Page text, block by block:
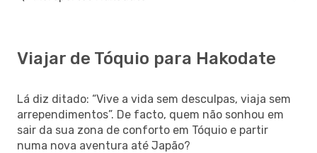
Viajar de Tóquio para Hakodate
Lá diz ditado: “Vive a vida sem desculpas, viaja sem
arrependimentos”. De facto, quem não sonhou em
sair da sua zona de conforto em Tóquio e partir
numa nova aventura até Japão?